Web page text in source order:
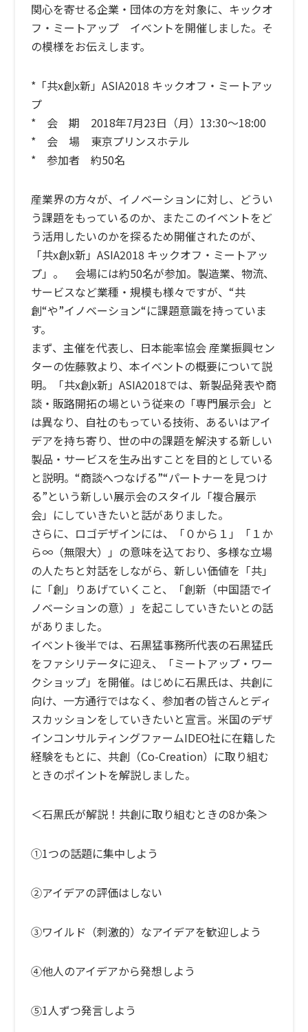
関心を寄せる企業・団体の方を対象に、キックオ
フ・ミートアップ イベントを開催しました。そ
の模様をお伝えします。
*「共x創x新」ASIA2018 キックオフ・ミートアッ
プ
* 会 期 2018年7月23日（月）13:30～18:00
* 会 場 東京プリンスホテル
* 参加者 約50名
産業界の方々が、イノベーションに対し、どうい
う課題をもっているのか、またこのイベントをど
う活用したいのかを探るため開催されたのが、
「共x創x新」ASIA2018 キックオフ・ミートアッ
プ」。 会場には約50名が参加。製造業、物流、
サービスなど業種・規模も様々ですが、“共
創“や”イノベーション“に課題意識を持っていま
す。
まず、主催を代表し、日本能率協会 産業振興セン
ターの佐藤敦より、本イベントの概要について説
明。「共x創x新」ASIA2018では、新製品発表や商
談・販路開拓の場という従来の「専門展示会」と
は異なり、自社のもっている技術、あるいはアイ
デアを持ち寄り、世の中の課題を解決する新しい
製品・サービスを生み出すことを目的としている
と説明。“商談へつなげる”“パートナーを見つけ
る”という新しい展示会のスタイル「複合展示
会」にしていきたいと話がありました。
さらに、ロゴデザインには、「０から１」「１か
ら∞（無限大）」の意味を込ており、多様な立場
の人たちと対話をしながら、新しい価値を「共」
に「創」りあげていくこと、「創新（中国語でイ
ノベーションの意）」を起こしていきたいとの話
がありました。
イベント後半では、石黒猛事務所代表の石黒猛氏
をファシリテータに迎え、「ミートアップ・ワー
クショップ」を開催。はじめに石黒氏は、共創に
向け、一方通行ではなく、参加者の皆さんとディ
スカッションをしていきたいと宣言。米国のデザ
インコンサルティングファームIDEO社に在籍した
経験をもとに、共創（Co-Creation）に取り組む
ときのポイントを解説しました。
＜石黒氏が解説！共創に取り組むときの8か条＞
①1つの話題に集中しよう
②アイデアの評価はしない
③ワイルド（刺激的）なアイデアを歓迎しよう
④他人のアイデアから発想しよう
⑤1人ずつ発言しよう